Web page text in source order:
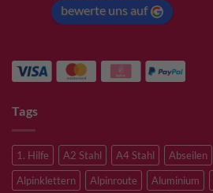
bewerte uns auf
Tags
1. Hilfe A2 Stahl A4 Stahl Abseilen
Alpinklettern
Alpinroute Aluminium